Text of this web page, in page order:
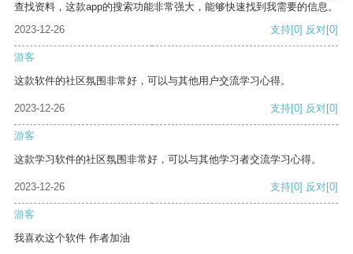
查找资料，这款app的搜索功能非常强大，能够快速找到我需要的信息。
2023-12-26
支持[0] 反对[0]
游客
这款软件的社区氛围非常好，可以与其他用户交流学习心得。
2023-12-26 支持[0] 反对[0]
游客
这款学习软件的社区氛围非常好，可以与其他学习者交流学习心得。
2023-12-26 支持[0] 反对[0]
游客
我喜欢这个软件 作者加油